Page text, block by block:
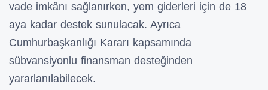
vade imkânı sağlanırken, yem giderleri için de 18
aya kadar destek sunulacak. Ayrıca
Cumhurbaşkanlığı Kararı kapsamında
sübvansiyonlu finansman desteğinden
yararlanılabilecek.